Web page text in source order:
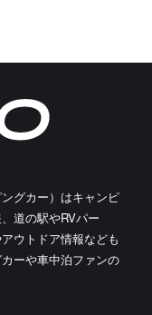
グカー）はキャンピ
道の駅やRVパー
ウトドア情報なども
ーや車中泊ファンの